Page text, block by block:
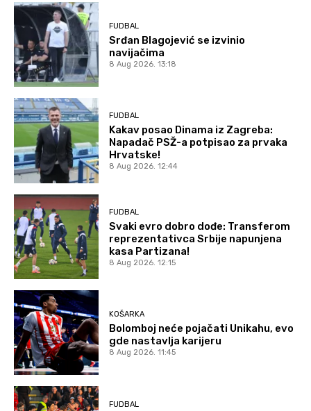
FUDBAL
Srđan Blagojević se izvinio
navijačima
8 Aug 2026. 13:18
FUDBAL
Kakav posao Dinama iz Zagreba:
Napadač PSŽ-a potpisao za prvaka
Hrvatske!
8 Aug 2026. 12:44
FUDBAL
Svaki evro dobro dođe: Transferom
reprezentativca Srbije napunjena
kasa Partizana!
8 Aug 2026. 12:15
KOŠARKA
Bolomboj neće pojačati Unikahu, evo
gde nastavlja karijeru
8 Aug 2026. 11:45
FUDBAL